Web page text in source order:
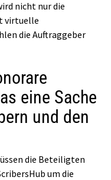
nicht nur die
virtuelle
die Auftraggeber
eine Sache
und den
die Beteiligten
um die